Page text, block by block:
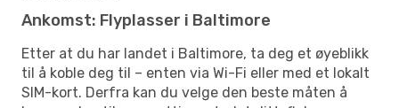
Ankomst: Flyplasser i Baltimore
Etter at du har landet i Baltimore, ta deg et øyeblikk
til å koble deg til – enten via Wi-Fi eller med et lokalt
SIM-kort. Derfra kan du velge den beste måten å